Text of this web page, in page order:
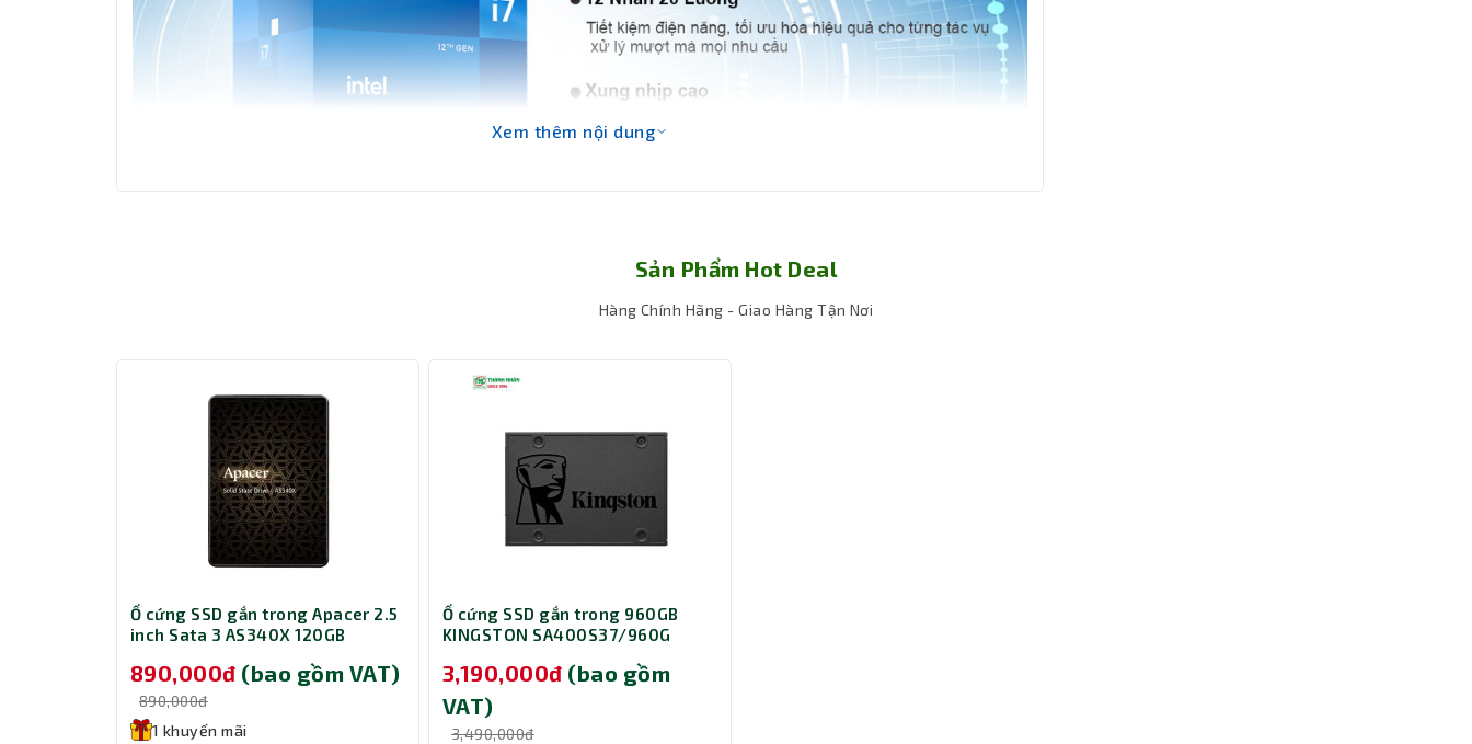
i7 12700 đi kèm với bộ xử lý đồ họa tích hợp Intel UHD Graphics 770 cung cấp một mức độ đồ họa tốt, cho phép
bạn thực hiện các tác vụ đồ họa và xử lý video một cách mạnh mẽ.
Tuy nhiên, đối với gaming chuyên nghiệp hoặc công việc đồ họa chuyên nghiệp, một card đồ họa rời có thể là lựa chọn tốt
hơn để đảm bảo hiệu suất tối ưu và chất lượng đồ họa cao.
Hỗ trợ bộ nhớ đa dạng
CPU Intel i7 12700 hỗ trợ cả DDR4 và DDR5, mang lại sự linh hoạt cho người dùng để chọn lựa bộ nhớ phù hợp với nhu cầu
và ngân sách.
Việc hỗ trợ cả DDR4 và DDR5 cho phép bạn tận dụng tốc độ và khả năng mở rộng bộ nhớ tùy thuộc vào nhu cầu cụ thể của
các tác vụ đòi hỏi nhiều tài nguyên như gaming và xử lý đồ họa.
Xem thêm nội dung
Sản Phẩm Hot Deal
Hàng Chính Hãng - Giao Hàng Tận Nơi
Ổ cứng SSD gắn trong Apacer 2.5
inch Sata 3 AS340X 120GB
890,000đ (bao gồm VAT)
890,000đ
1 khuyến mãi
Ổ cứng SSD gắn trong 960GB
KINGSTON SA400S37/960G
3,190,000đ (bao gồm
VAT)
3,490,000đ